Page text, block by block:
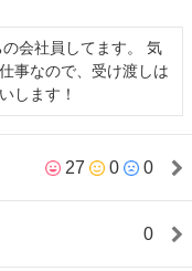
会社員してます。 気
事なので、受け渡しは
します！
27 0 0
0